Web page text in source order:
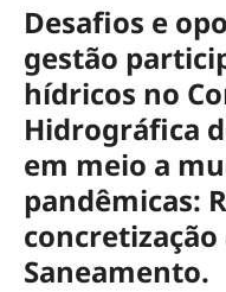
Desafios e
gestão
hídricos no
Hidrográfica
em meio a
pandêmicas:
concretização
Saneamento.